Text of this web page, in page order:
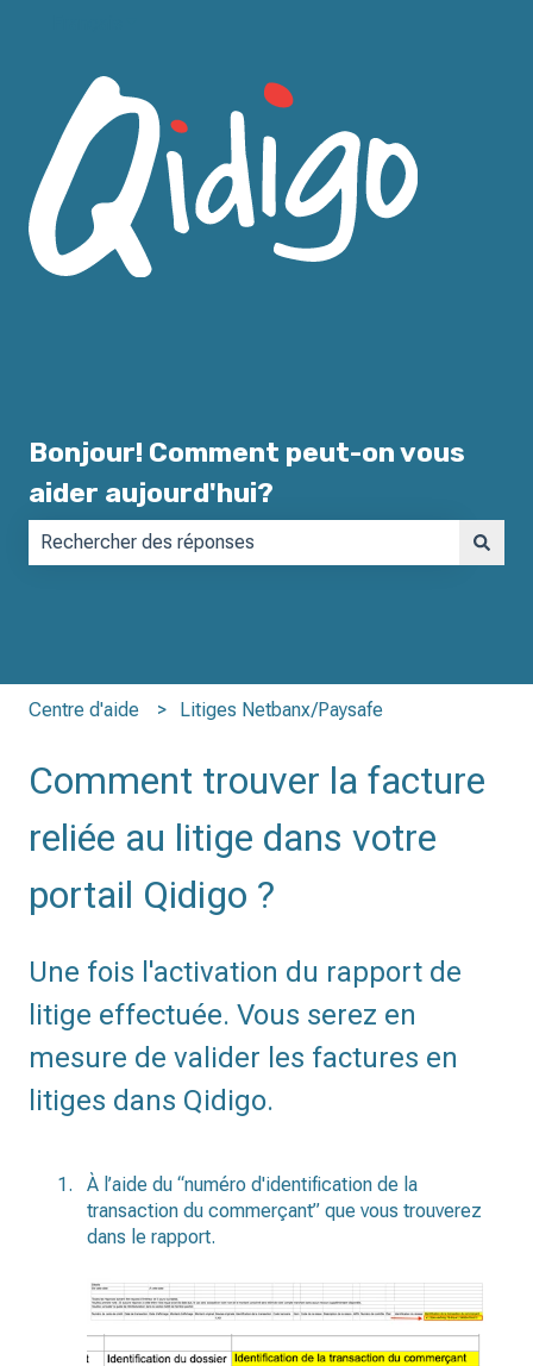
Bonjour! Comment peut-on vous
aider aujourd'hui?
Centre d'aide Litiges Netbanx/Paysafe
Comment trouver la facture
reliée au litige dans votre
portail Qidigo ?
Une fois l'activation du rapport de
litige effectuée. Vous serez en
mesure de valider les factures en
litiges dans Qidigo.
À l’aide du “numéro d'identification de la
transaction du commerçant” que vous trouverez
dans le rapport.